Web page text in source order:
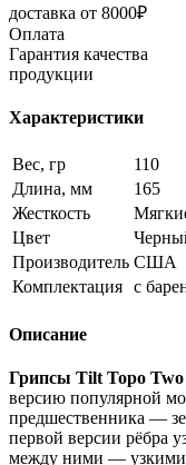
доставка от 8000₽
Оплата
Гарантия качества
продукции
Характеристики
Вес, гр
110
Длина, мм
165
Жесткость
Цвет
Производитель США
Комплектация с
Описание
Грипсы Tilt Topo Two
версию популярной
предшественника —
первой версии рёбра
между ними — узкими,